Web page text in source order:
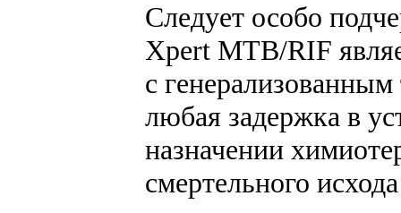
Следует особо
Xpert MTB/RIF
с
любая задержка в
назначении
смертельного